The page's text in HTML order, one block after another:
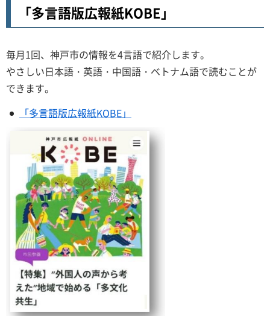
「多言語版広報紙KOBE」
毎月1回、神戸市の情報を4言語で紹介します。
やさしい日本語・英語・中国語・ベトナム語で読むことが
できます。
「多言語版広報紙KOBE」